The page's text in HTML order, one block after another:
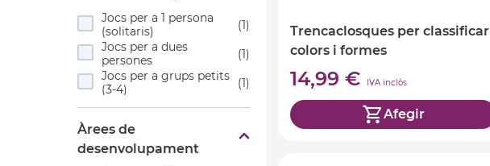
Jocs per a 1 persona
(solitaris)
(1)
Jocs per a dues
persones
(1)
Jocs per a grups petits
(3-4)
(1)
Àrees de
desenvolupament
Trencaclosques per classificar
colors i formes
14,99 € IVA inclòs
Afegir